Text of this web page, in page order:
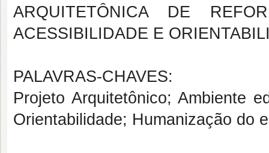
ARQUITETÔNICA DE
ACESSIBILIDADE E
PALAVRAS-CHAVES:
Projeto Arquitetônico; Ambiente
Orientabilidade; Humanização do